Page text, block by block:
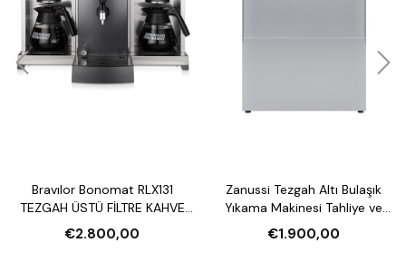
Bravılor Bonomat RLX131
TEZGAH ÜSTÜ FİLTRE KAHVE
MAKİNESİ VE SU ISITICI
€2.800,00
Zanussi Tezgah Altı Bulaşık
Yıkama Makinesi Tahliye ve
Parlatıcı Pompalı
€1.900,00